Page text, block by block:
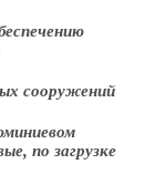
сооружений
по загрузке